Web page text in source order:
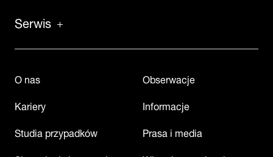
Serwis
O nas
Kariery
Studia przypadków
Obserwacje
Informacje
Prasa i media